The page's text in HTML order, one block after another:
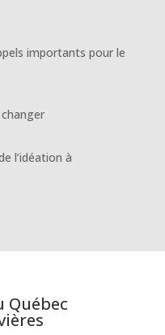
importants pour le
l’idéation à
Québec